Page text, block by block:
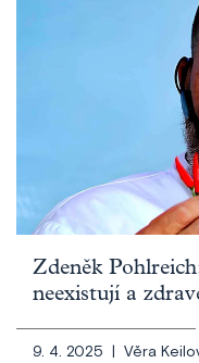
Zdeněk
neexistují a
9. 4. 2025 | Věra